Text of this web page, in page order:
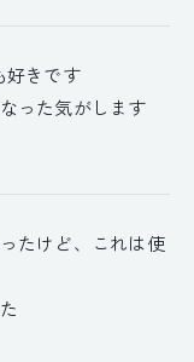
好きです
った気がします
たけど、これは使